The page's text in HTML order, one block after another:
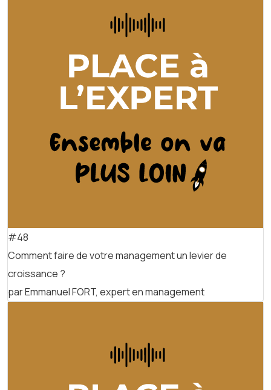
#48
Comment faire de votre management un levier de
croissance ?
par Emmanuel FORT, expert en management